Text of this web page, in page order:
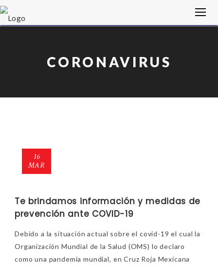
CORONAVIRUS
16
MAR
Te brindamos información y medidas de
prevención ante COVID-19
Debido a la situación actual sobre el covid-19 el cual la
Organización Mundial de la Salud (OMS) lo declaro
como una pandemia mundial, en Cruz Roja Mexicana